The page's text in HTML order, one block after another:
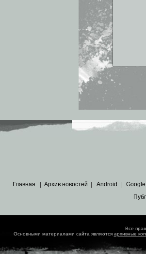
Главная | Архив новостей | Android | Google
Все
Основными материалами сайта являются архивные